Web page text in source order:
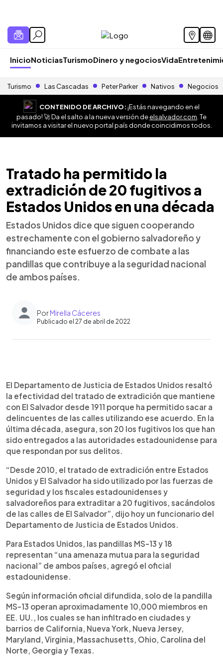
InicioNoticiasTurismoDinero y negociosVida
Turismo Las Cascadas Peter Parker Nativos Negocios
CONTENIDO DE ARCHIVO:¡Estás navegando en el
pasado! 🚀 Da el salto a la nueva versión deelsalvador.com . Te
invitamos a visitar el nuevo portal país donde coincidimos todos.
Tratado ha permitido la
extradición de 20 fugitivos a
Estados Unidos en una década
Estados Unidos dice que siguen cooperando
estrechamente con el gobierno salvadoreño y
financiando este esfuerzo de combate a las
pandillas que contribuye a la seguridad nacional
de ambos países.
PorMirella Cáceres
Publicado el 27 de abril de 2022
Escuchar artículo
El Departamento de Justicia de Estados Unidos resaltó
la efectividad del tratado de extradición que mantiene
con El Salvador desde 1911 porque ha permitido sacar a
delincuentes de las calles utilizando ese acuerdo. En la
última década, asegura, son 20 los fugitivos los que han
sido entregados a las autoridades estadounidense para
que respondan por sus delitos.
“Desde 2010, el tratado de extradición entre Estados
Unidos y El Salvador ha sido utilizado por las fuerzas de
seguridad y los fiscales estadounidenses y
salvadoreños para extraditar a 20 fugitivos, sacándolos
de las calles de El Salvador”, dijo hoy un funcionario del
Departamento de Justicia de Estados Unidos.
Para Estados Unidos, las pandillas MS-13 y 18
representan “una amenaza mutua para la seguridad
nacional” de ambos países, agregó el oficial
estadounidense.
Según información oficial difundida, solo de la pandilla
MS-13 operan aproximadamente 10,000 miembros en
EE. UU., los cuales se han infiltrado en ciudades y
barrios de California, Nueva York, Nueva Jersey,
Maryland, Virginia, Massachusetts, Ohio, Carolina del
Norte, Georgia y Texas.